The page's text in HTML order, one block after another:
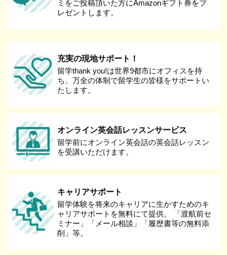
ミをご投稿頂いた方にAmazonギフト券をプ
レゼントします。
充実の現地サポート！
留学thank you!は世界9都市にオフィスを持
ち、万全の体制で留学生の皆様をサポートい
たします。
オンライン英会話レッスンサービス
留学前にオンライン英会話の英会話レッスン
を受講いただけます。
キャリアサポート
留学体験を将来のキャリアに生かすためのキ
ャリアサポートを無料にて提供。 「渡航前セ
ミナー」「メール相談」「履歴書等の無料添
削」等。